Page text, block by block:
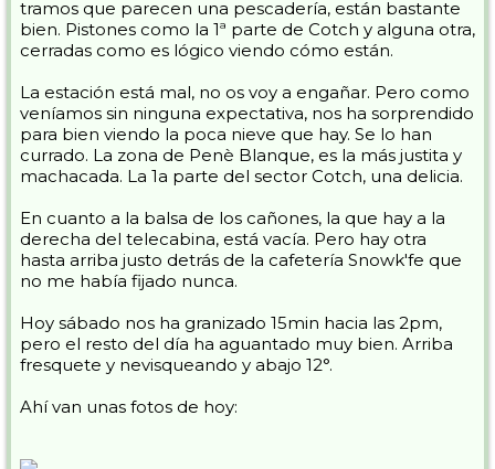
tramos que parecen una pescadería, están bastante
bien. Pistones como la 1ª parte de Cotch y alguna otra,
cerradas como es lógico viendo cómo están.
La estación está mal, no os voy a engañar. Pero como
veníamos sin ninguna expectativa, nos ha sorprendido
para bien viendo la poca nieve que hay. Se lo han
currado. La zona de Penè Blanque, es la más justita y
machacada. La 1a parte del sector Cotch, una delicia.
En cuanto a la balsa de los cañones, la que hay a la
derecha del telecabina, está vacía. Pero hay otra
hasta arriba justo detrás de la cafetería Snowk'fe que
no me había fijado nunca.
Hoy sábado nos ha granizado 15min hacia las 2pm,
pero el resto del día ha aguantado muy bien. Arriba
fresquete y nevisqueando y abajo 12°.
Ahí van unas fotos de hoy: